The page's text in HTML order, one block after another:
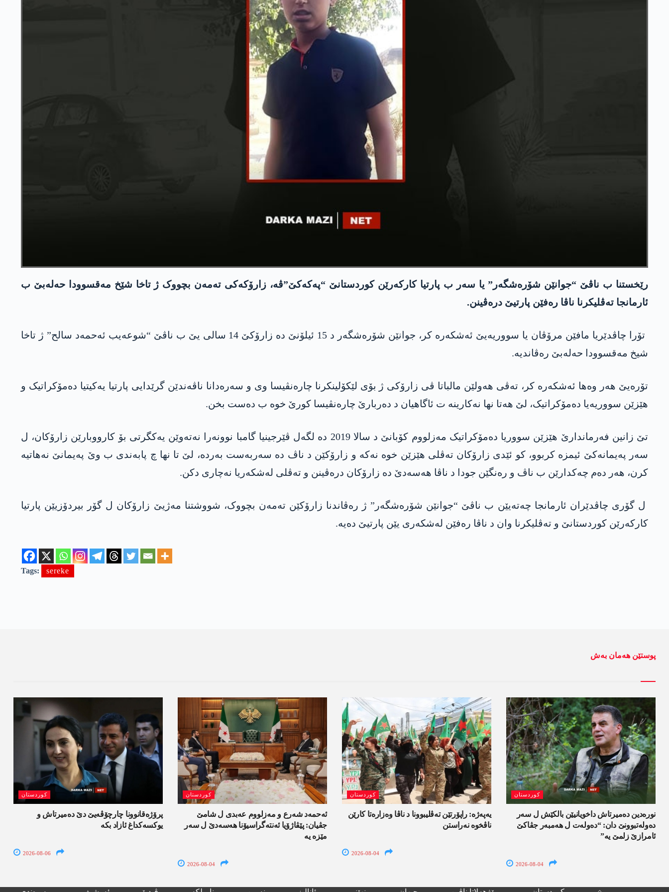
رێخستنا ب ناڤێ “جوانێن شۆرەشگەر” یا سەر ب پارتیا کارکەرێن کوردستانێ “پەکەکێ”ڤە، زارۆکەکی تەمەن بچووک ژ تاخا شێخ مەقسوودا حەلەبێ ب
ئارمانجا تەڤلیکرنا ناڤا رەفێن پارتیێ درەڤینن.
تۆرا چاڤدێریا مافێن مرۆڤان یا سووریەیێ ئەشکەرە کر، جوانێن شۆرەشگەر د 15 ئیلۆنێ دە زارۆکێ 14 سالی یێ ب ناڤێ “شوعەیب ئەحمەد سالح” ژ تاخا
شیخ مەقسوودا حەلەبێ رەڤاندیە.
تۆرەیێ هەر وەها ئەشکەرە کر، تەڤی هەولێن مالباتا ڤی زارۆکی ژ بۆی لێکۆلینکرنا چارەنڤیسا وی و سەرەدانا ناڤەندێن گرێدایی پارتیا یەکیتیا دەمۆکراتیک و
هێزێن سووریەیا دەمۆکراتیک، لێ هەتا نها نەکارینە ت ئاگاهیان د دەربارێ چارەنڤیسا کورێ خوە ب دەست بخن.
تێ زانین فەرماندارێ ھێزێن سووریا دەمۆکراتیک مەزلووم کۆبانێ د سالا 2019 دە لگەل ڤێرجینیا گامبا نوونەرا نەتەوێن یەکگرتی بۆ کارووبارێن زارۆکان، ل
سەر پەیمانەکێ ئیمزە کربوو، کو ئێدی زارۆکان تەڤلی ھێزێن خوە نەکە و زارۆکێن د ناڤ دە سەربەست بەردە، لێ تا نھا چ پابەندی ب وێ پەیمانێ نەھاتیە
کرن، ھەر دەم چەکدارێن ب ناڤ و رەنگێن جودا د ناڤا هەسەدێ دە زارۆکان درەڤینن و تەڤلی لەشکەریا نەچاری دکن.
ل گۆری چاڤدێران ئارمانجا چەتەیێن ب ناڤێ “جوانێن شۆرەشگەر” ژ رەڤاندنا زارۆکێن تەمەن بچووک، شووشتنا مەژیێ زارۆکان ل گۆر بیردۆزیێن پارتیا
کارکەرێن کوردستانێ و تەڤلیکرنا وان د ناڤا رەفێن لەشکەری یێن پارتیێ دەیە.
Tags: sereke
پوستێن ھەمان بەش
کوردستان
پرۆژەقانوونا چارچۆڤەیێ دێ دەمیرتاش و
یوکسەکداغ ئازاد بکە
2026-08-06
کوردستان
ئەحمەد شەرع و مەزلووم عەبدی ل شامێ
جڤیان: پێڤاژۆیا ئەنتەگراسیۆنا ھەسەدێ ل سەر
مێزە یە
2026-08-04
کوردستان
یەپەژە: راپۆرتێن تەڤلیبوونا د ناڤا وەزارەتا کارێن
ناڤخوە نەراستن
2026-08-04
کوردستان
نورەدین دەمیرتاش داخویانیێن بالکێش ل سەر
دەولەتبوونێ دان: “دەولەت ل ھەمبەر جڤاکێ
ئامرازێ زلمێ یە”
2026-08-04